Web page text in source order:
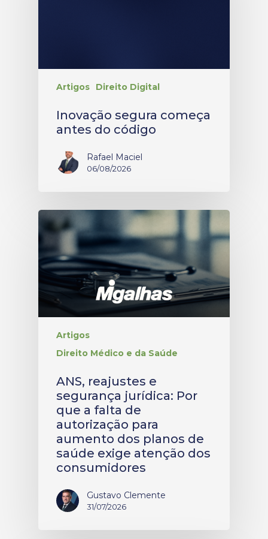
Artigos Direito Digital
Inovação segura começa
antes do código
Rafael Maciel
06/08/2026
Artigos
Direito Médico e da Saúde
ANS, reajustes e
segurança jurídica: Por
que a falta de
autorização para
aumento dos planos de
saúde exige atenção dos
consumidores
Gustavo Clemente
31/07/2026